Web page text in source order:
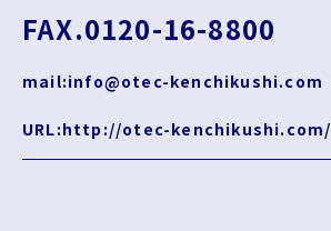
FAX.0120-16-8800
mail:info@otec-kenchikushi.com
URL:http://otec-kenchikushi.com/